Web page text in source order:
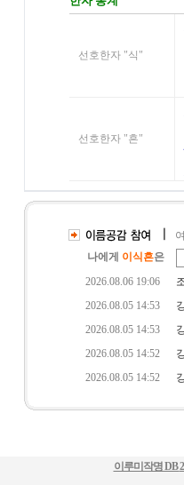
이루미작명 DB